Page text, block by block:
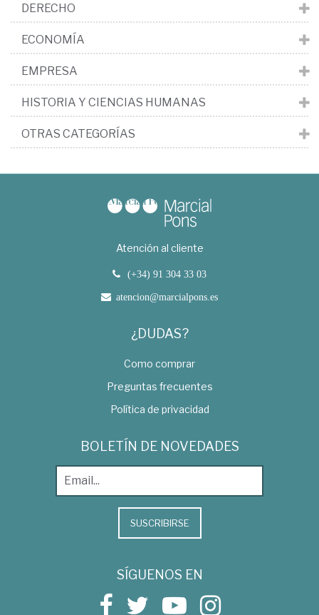
DERECHO
ECONOMÍA
EMPRESA
HISTORIA Y CIENCIAS HUMANAS
OTRAS CATEGORÍAS
Atención al cliente
(+34) 91 304 33 03
atencion@marcialpons.es
¿DUDAS?
Como comprar
Preguntas frecuentes
Política de privacidad
BOLETÍN DE NOVEDADES
SUSCRIBIRSE
SÍGUENOS EN